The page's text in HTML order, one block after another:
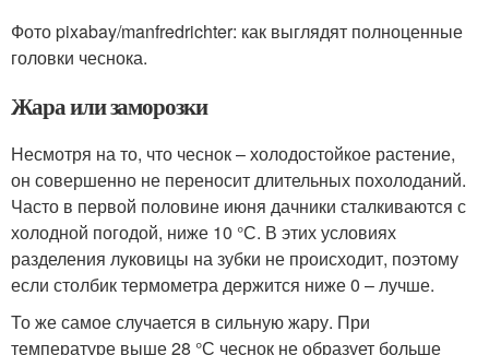
Фото pixabay/manfredrichter: как выглядят полноценные
головки чеснока.
Жара или заморозки
Несмотря на то, что чеснок – холодостойкое растение,
он совершенно не переносит длительных похолоданий.
Часто в первой половине июня дачники сталкиваются с
холодной погодой, ниже 10 °С. В этих условиях
разделения луковицы на зубки не происходит, поэтому
если столбик термометра держится ниже 0 – лучше.
То же самое случается в сильную жару. При
температуре выше 28 °С чеснок не образует больше